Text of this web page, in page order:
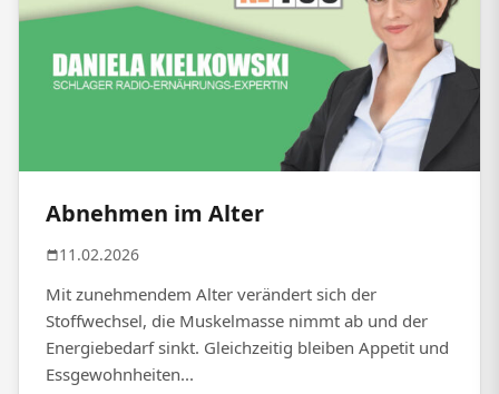
Abnehmen im Alter
11.02.2026
Mit zunehmendem Alter verändert sich der
Stoffwechsel, die Muskelmasse nimmt ab und der
Energiebedarf sinkt. Gleichzeitig bleiben Appetit und
Essgewohnheiten...